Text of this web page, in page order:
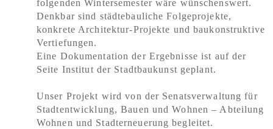
folgenden Wintersemester wäre wünschenswert.
Denkbar sind städtebauliche Folgeprojekte,
konkrete Architektur-Projekte und baukonstruktive
Vertiefungen.
Eine Dokumentation der Ergebnisse ist auf der
Seite Institut der Stadtbaukunst geplant.
Unser Projekt wird von der Senatsverwaltung für
Stadtentwicklung, Bauen und Wohnen – Abteilung
Wohnen und Stadterneuerung begleitet.